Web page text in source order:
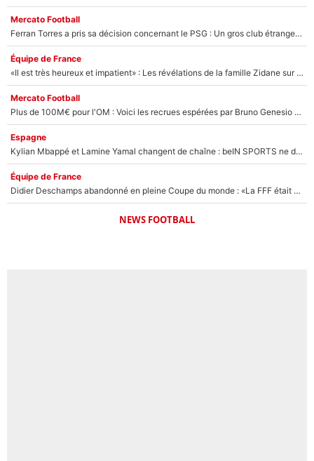
Mercato Football
Ferran Torres a pris sa décision concernant le PSG : Un gros club étranger prêt à relancer le feuilleton pour la signature du champion du monde 2026 !
Équipe de France
«Il est très heureux et impatient» : Les révélations de la famille Zidane sur sa prise de pouvoir en équipe de France !
Mercato Football
Plus de 100M€ pour l'OM : Voici les recrues espérées par Bruno Genesio et Grégory Lorenzi après l’opération dégraissage
Espagne
Kylian Mbappé et Lamine Yamal changent de chaîne : beIN SPORTS ne digère pas cette décision historique et prédit un fiasco pour la Liga
Équipe de France
Didier Deschamps abandonné en pleine Coupe du monde : «La FFF était déjà passée à Zinedine Zidane»
NEWS FOOTBALL